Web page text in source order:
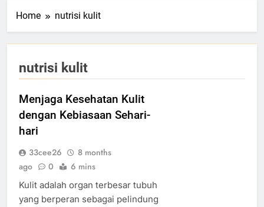
Home nutrisi kulit
nutrisi kulit
Menjaga Kesehatan Kulit
dengan Kebiasaan Sehari-
hari
33cee26
8 months
ago
0 6 mins
Kulit adalah organ terbesar tubuh
yang berperan sebagai pelindung